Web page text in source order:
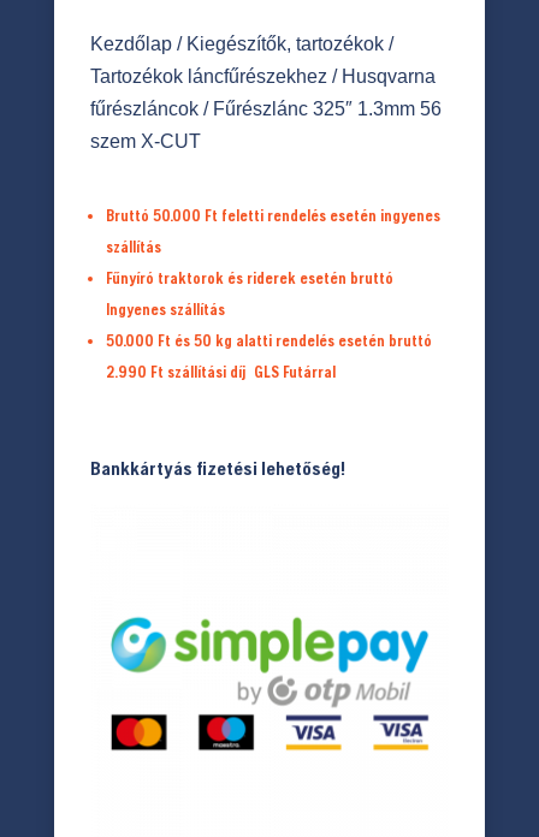
Kezdőlap/ Kiegészítők, tartozékok/
Tartozékok láncfűrészekhez / Husqvarna
fűrészláncok/ Fűrészlánc 325″ 1.3mm 56
szem X-CUT
Bruttó 50.000 Ft feletti rendelés esetén ingyenes
szállítás
Fűnyíró traktorok és riderek esetén bruttó
Ingyenes szállítás
50.000 Ft és 50 kg alatti rendelés esetén bruttó
2.990 Ft szállítási díj GLS Futárral
Bankkártyás fizetési lehetőség!